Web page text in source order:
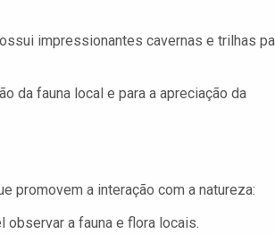
impressionantes cavernas e trilhas
da fauna local e para a apreciação da
promovem a interação com a natureza:
observar a fauna e flora locais.